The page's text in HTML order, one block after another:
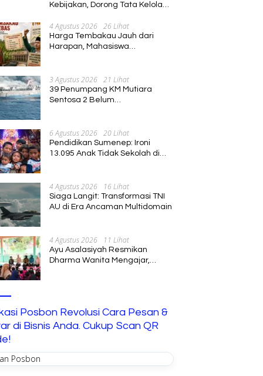
Kebijakan, Dorong Tata Kelola
Berkelanjutan
4 Agustus 2026 26 Lihat
Harga Tembakau Jauh dari
Harapan, Mahasiswa
3 Agustus 2026 21 Lihat
39 Penumpang KM Mutiara
Sentosa 2 Belum
6 Agustus 2026 20 Lihat
Pendidikan Sumenep: Ironi
13.095 Anak Tidak Sekolah di
4 Agustus 2026 16 Lihat
Siaga Langit: Transformasi TNI
AU di Era Ancaman Multidomain
4 Agustus 2026 11 Lihat
Ayu Asalasiyah Resmikan
Dharma Wanita Mengajar,
Posbon Revolusi Cara Pesan &
di Bisnis Anda. Cukup Scan QR